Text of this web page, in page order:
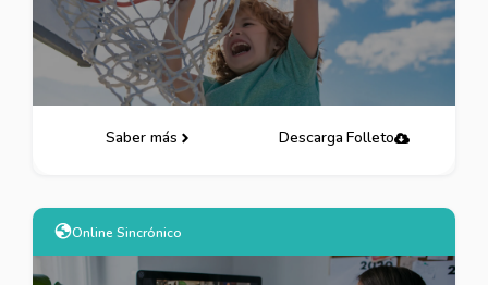
Saber más Descarga Folleto
Online Sincrónico